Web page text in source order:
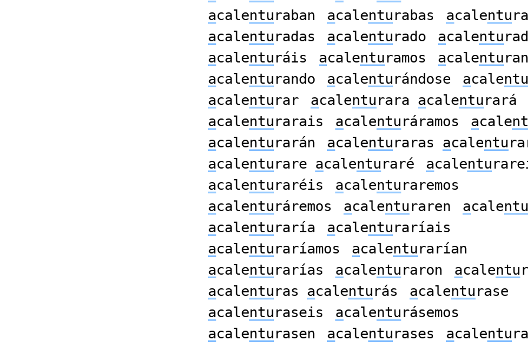
acalenturaban acalenturabas acalentu
acalenturadas acalenturado acalentu
acalenturáis acalenturamos acalenturan
acalenturando acalenturándose acalentu
acalenturar acalenturara acalenturará
acalenturarais acalenturáramos acale
acalenturarán acalenturaras acalentu
acalenturare acalenturaré acalentu
acalenturaréis acalenturaremos
acalenturáremos acalenturaren acalentu
acalenturaría acalenturaríais
acalenturaríamos acalenturarían
acalenturarías acalenturaron acalentu
acalenturas acalenturás acalenturase
acalenturaseis acalenturásemos
acalenturasen acalenturases acalentu